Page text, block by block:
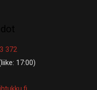
372
17:00)